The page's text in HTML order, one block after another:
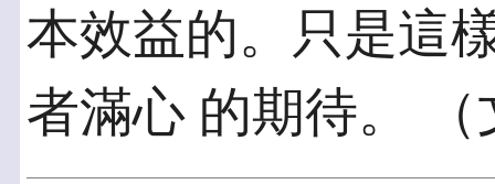
本效益的。只是這
者滿心 的期待。 （